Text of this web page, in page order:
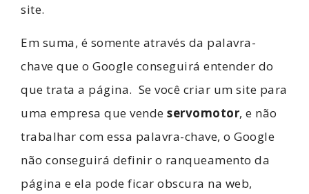
site.
Em suma, é somente através da palavra-
chave que o Google conseguirá entender do
que trata a página. Se você criar um site para
uma empresa que vende servomotor, e não
trabalhar com essa palavra-chave, o Google
não conseguirá definir o ranqueamento da
página e ela pode ficar obscura na web,